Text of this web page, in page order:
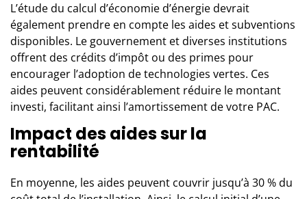
L’étude du calcul d’économie d’énergie devrait
également prendre en compte les aides et subventions
disponibles. Le gouvernement et diverses institutions
offrent des crédits d’impôt ou des primes pour
encourager l’adoption de technologies vertes. Ces
aides peuvent considérablement réduire le montant
investi, facilitant ainsi l’amortissement de votre PAC.
Impact des aides sur la
rentabilité
En moyenne, les aides peuvent couvrir jusqu’à 30 % du